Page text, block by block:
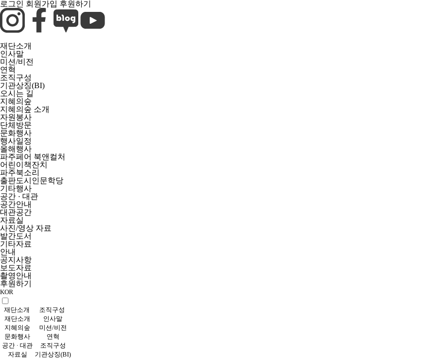
로그인 회원가입 후원하기
재단소개
인사말
미션/비전
연혁
조직구성
기관상징(BI)
오시는 길
지혜의숲
지혜의숲 소개
자원봉사
단체방문
문화행사
행사일정
올해행사
파주페어 북앤컬처
어린이책잔치
파주북소리
출판도시인문학당
기타행사
공간 · 대관
공간안내
대관공간
자료실
사진/영상 자료
발간도서
기타자료
안내
공지사항
보도자료
촬영안내
후원하기
KOR
재단소개
재단소개
지혜의숲
문화행사
공간 · 대관
자료실
조직구성
인사말
미션/비전
연혁
조직구성
기관상징(BI)